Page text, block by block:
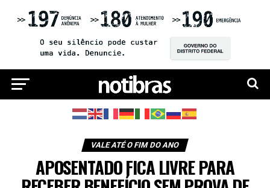
VALE ATÉ O FIM DO ANO
APOSENTADO FICA LIVRE PARA